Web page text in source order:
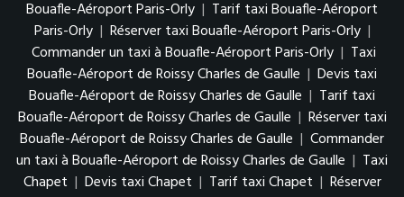
Bouafle-Aéroport Paris-Orly | Tarif taxi Bouafle-Aéroport
Paris-Orly | Réserver taxi Bouafle-Aéroport Paris-Orly |
Commander un taxi à Bouafle-Aéroport Paris-Orly | Taxi
Bouafle-Aéroport de Roissy Charles de Gaulle | Devis taxi
Bouafle-Aéroport de Roissy Charles de Gaulle | Tarif taxi
Bouafle-Aéroport de Roissy Charles de Gaulle | Réserver taxi
Bouafle-Aéroport de Roissy Charles de Gaulle | Commander
un taxi à Bouafle-Aéroport de Roissy Charles de Gaulle | Taxi
Chapet | Devis taxi Chapet | Tarif taxi Chapet | Réserver